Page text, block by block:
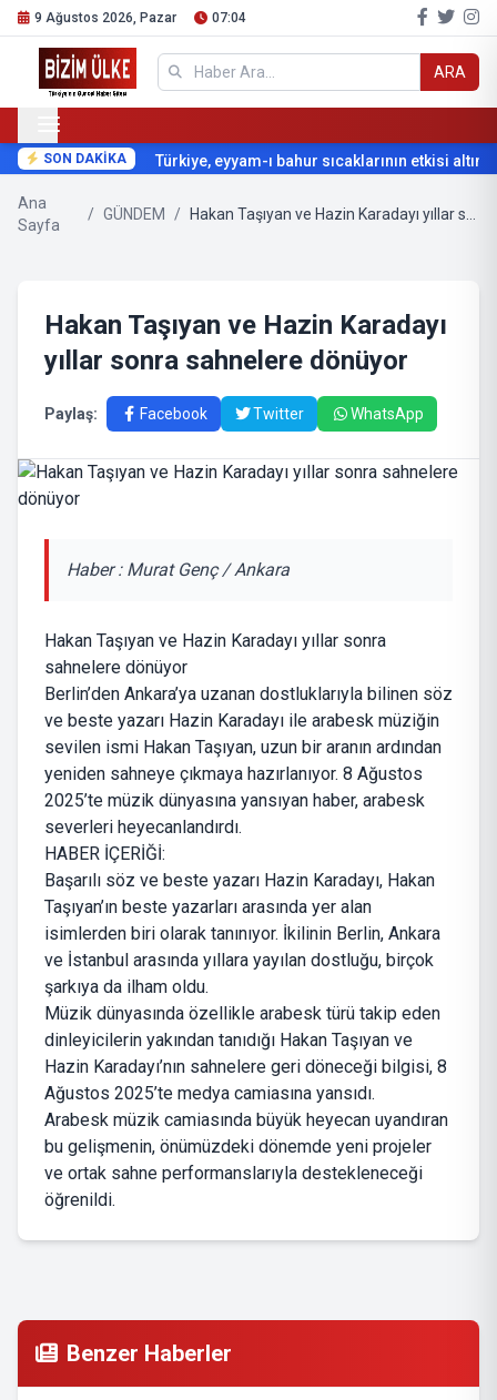
9 Ağustos 2026, Pazar 07:04
ARA
SON DAKİKA Türkiye, eyyam-ı bahur sıcaklarının etkisi altına
Ana
Sayfa
/ GÜNDEM /
Hakan Taşıyan ve Hazin Karadayı
yıllar sonra sahnelere dönüyor
Paylaş: Facebook Twitter WhatsApp
Haber : Murat Genç / Ankara
Hakan Taşıyan ve Hazin Karadayı yıllar sonra
sahnelere dönüyor
Berlin’den Ankara’ya uzanan dostluklarıyla bilinen söz
ve beste yazarı Hazin Karadayı ile arabesk müziğin
sevilen ismi Hakan Taşıyan, uzun bir aranın ardından
yeniden sahneye çıkmaya hazırlanıyor. 8 Ağustos
2025’te müzik dünyasına yansıyan haber, arabesk
severleri heyecanlandırdı.
HABER İÇERİĞİ:
Başarılı söz ve beste yazarı Hazin Karadayı, Hakan
Taşıyan’ın beste yazarları arasında yer alan
isimlerden biri olarak tanınıyor. İkilinin Berlin, Ankara
ve İstanbul arasında yıllara yayılan dostluğu, birçok
şarkıya da ilham oldu.
Müzik dünyasında özellikle arabesk türü takip eden
dinleyicilerin yakından tanıdığı Hakan Taşıyan ve
Hazin Karadayı’nın sahnelere geri döneceği bilgisi, 8
Ağustos 2025’te medya camiasına yansıdı.
Arabesk müzik camiasında büyük heyecan uyandıran
bu gelişmenin, önümüzdeki dönemde yeni projeler
ve ortak sahne performanslarıyla destekleneceği
öğrenildi.
Benzer Haberler